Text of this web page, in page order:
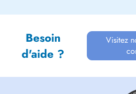
Besoin
d'aide ?
Visitez